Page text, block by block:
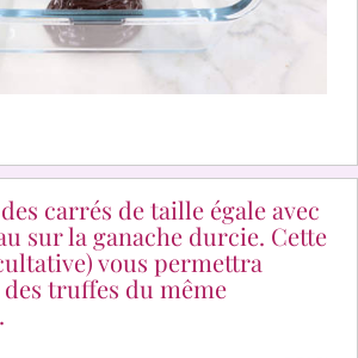
carrés de taille égale avec
sur la ganache durcie. Cette
vous permettra
truffes du même